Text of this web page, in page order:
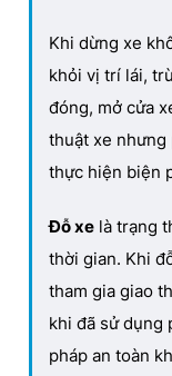
Khi dừng xe
khỏi vị trí lái,
đóng, mở cửa
thuật xe nhưng
thực hiện biện
Đỗ xe là trạng
thời gian. Khi
tham gia giao
khi đã sử dụng
pháp an toàn